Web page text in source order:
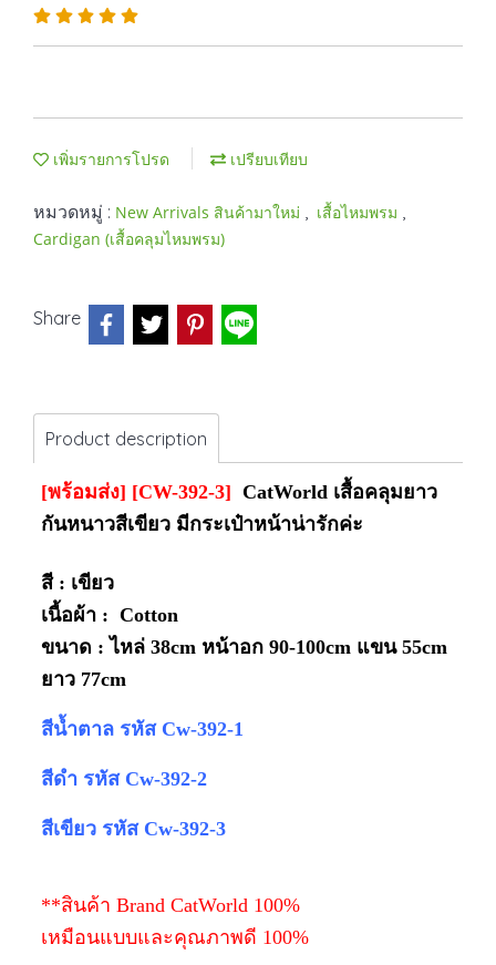
เพิ่มรายการโปรด เปรียบเทียบ
หมวดหมู่ : New Arrivals สินค้ามาใหม่ , เสื้อไหมพรม ,
Cardigan (เสื้อคลุมไหมพรม)
Share
Product description
[พร้อมส่ง] [CW-392-3] CatWorld เสื้อคลุมยาว
กันหนาวสีเขียว มีกระเป๋าหน้าน่ารักค่ะ
สี : เขียว
เนื้อผ้า : Cotton
ขนาด : ไหล่ 38cm หน้าอก 90-100cm แขน 55cm
ยาว 77cm
สีน้ำตาล รหัส Cw-392-1
สีดำ รหัส Cw-392-2
สีเขียว รหัส Cw-392-3
**สินค้า Brand CatWorld 100%
เหมือนแบบและคุณภาพดี 100%